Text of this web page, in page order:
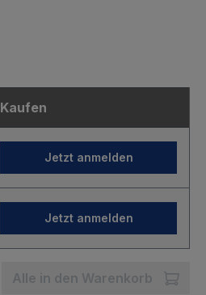
Kaufen
Jetzt anmelden
Jetzt anmelden
Alle in den Warenkorb